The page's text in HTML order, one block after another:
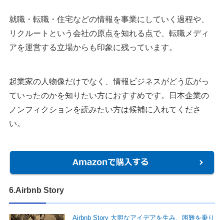
就職・転職・住宅などの情報を事業にしていく過程や、
リクルートという会社の原点を知れる点で、転職メディ
アを運営する立場からも印象に残っています。
起業家の人物像だけでなく、情報ビジネスがどう広がっ
ていったのかを知りたい方におすすめです。日本企業の
ノンフィクションを読みたい方は候補に入れてくださ
い。
6.Airbnb Story
Airbnb Story 大胆なアイデアを生み、困難を乗り